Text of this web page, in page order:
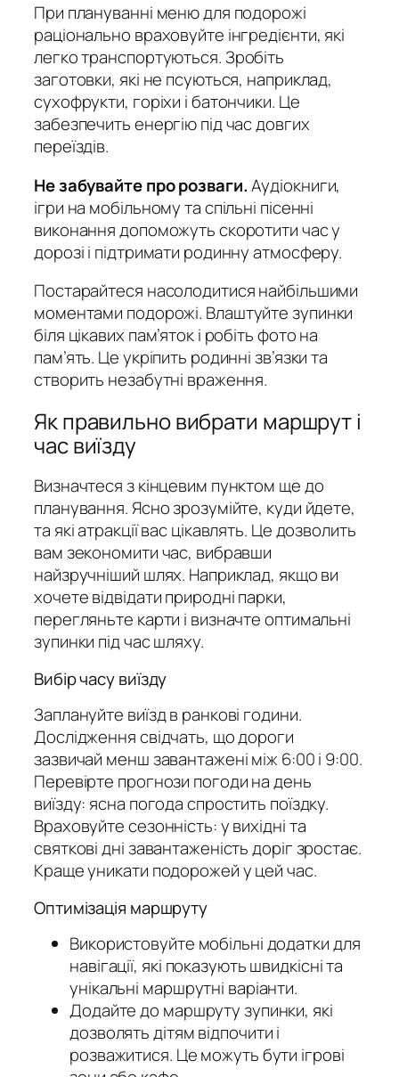
При плануванні меню для подорожі
раціонально враховуйте інгредієнти, які
легко транспортуються.Зробіть
заготовки, які не псуються, наприклад,
сухофрукти, горіхи і батончики. Це
забезпечить енергію під час довгих
переїздів.
Не забувайте про розваги.Аудіокниги,
ігри на мобільному та спільні пісенні
виконання допоможуть скоротити час у
дорозі і підтримати родинну атмосферу.
Постарайтеся насолодитися найбільшими
моментами подорожі. Влаштуйте зупинки
біля цікавих пам’яток і робіть фото на
пам’ять. Це укріпить родинні зв’язки та
створить незабутні враження.
Як правильно вибрати маршрут і
час виїзду
Визначтеся з кінцевим пунктом ще до
планування. Ясно зрозумійте, куди йдете,
та які атракції вас цікавлять. Це дозволить
вам зекономити час, вибравши
найзручніший шлях. Наприклад, якщо ви
хочете відвідати природні парки,
перегляньте карти і визначте оптимальні
зупинки під час шляху.
Вибір часу виїзду
Заплануйте виїзд в ранкові години.
Дослідження свідчать, що дороги
зазвичай менш завантажені між 6:00 і 9:00.
Перевірте прогнози погоди на день
виїзду: ясна погода спростить поїздку.
Враховуйте сезонність: у вихідні та
святкові дні завантаженість доріг зростає.
Краще уникати подорожей у цей час.
Оптимізація маршруту
Використовуйте мобільні додатки для
навігації, які показують швидкісні та
унікальні маршрутні варіанти.
Додайте до маршруту зупинки, які
дозволять дітям відпочити і
розважитися. Це можуть бути ігрові